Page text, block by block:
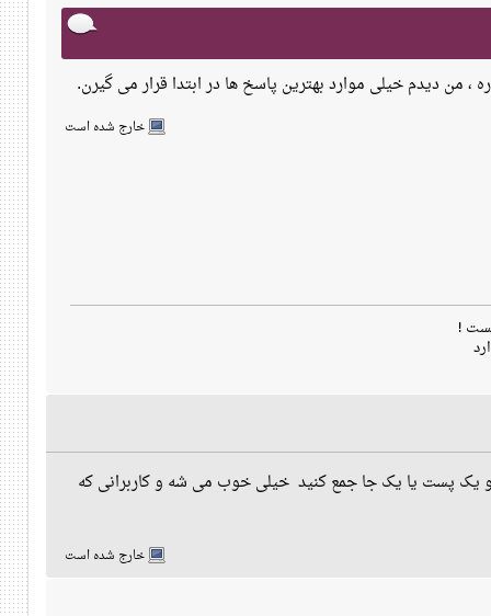
، من دیدم خیلی موارد بهترین پاسخ ها در ابتدا قرار می گیرن.
خارج شده است
!
یک پست یا یک جا جمع کنید خیلی خوب می شه و کاربرانی که
خارج شده است